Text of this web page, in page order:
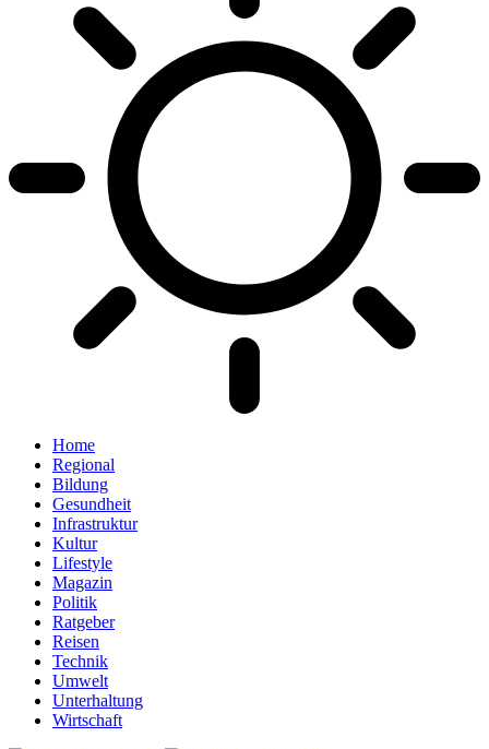
Home
Regional
Bildung
Gesundheit
Infrastruktur
Kultur
Lifestyle
Magazin
Politik
Ratgeber
Reisen
Technik
Umwelt
Unterhaltung
Wirtschaft